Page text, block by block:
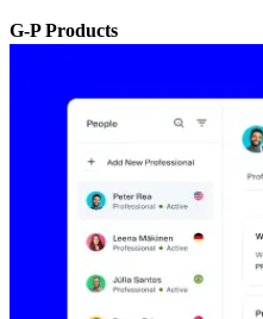
G-P Products​​